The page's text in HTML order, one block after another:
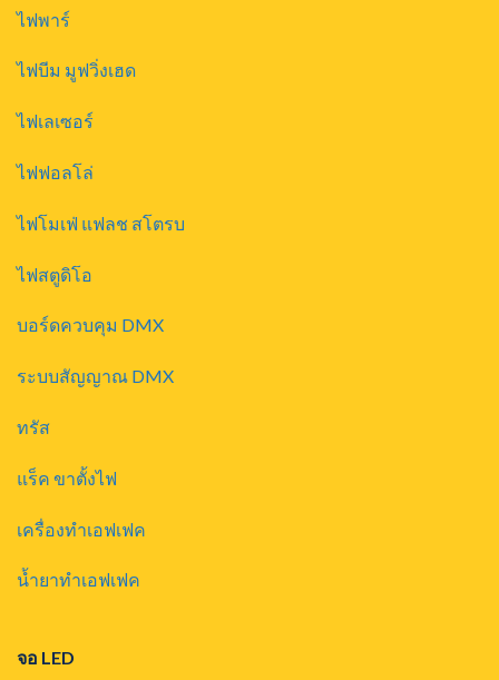
ไฟพาร์
ไฟบีม มูฟวิ่งเฮด
ไฟเลเซอร์
ไฟฟอลโล่
ไฟโมเฟ่ แฟลช สโตรบ
ไฟสตูดิโอ
บอร์ดควบคุม DMX
ระบบสัญญาณ DMX
ทรัส
แร็ค ขาตั้งไฟ
เครื่องทำเอฟเฟค
น้ำยาทำเอฟเฟค
จอ LED